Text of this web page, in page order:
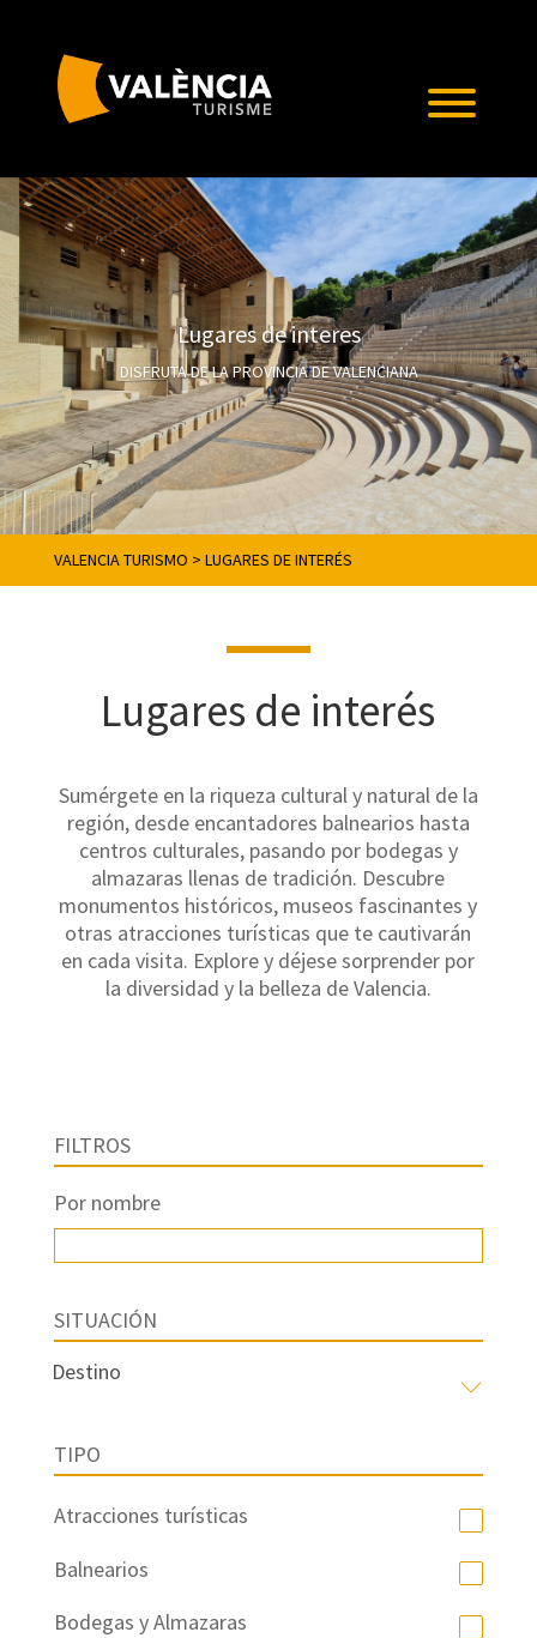
Lugares de interes
DISFRUTA DE LA PROVINCIA DE VALENCIANA
VALENCIA TURISMO > LUGARES DE INTERÉS
Lugares de interés
Sumérgete en la riqueza cultural y natural de la
región, desde encantadores balnearios hasta
centros culturales, pasando por bodegas y
almazaras llenas de tradición. Descubre
monumentos históricos, museos fascinantes y
otras atracciones turísticas que te cautivarán
en cada visita. Explore y déjese sorprender por
la diversidad y la belleza de Valencia.
FILTROS
Por nombre
SITUACIÓN
TIPO
Atracciones turísticas
Balnearios
Bodegas y Almazaras